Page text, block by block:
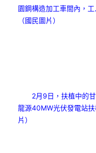
園鋼構造加工車間內，
（國民圖片）
2月9日，扶植中的甘
龍源40MW光伏發電站
片）